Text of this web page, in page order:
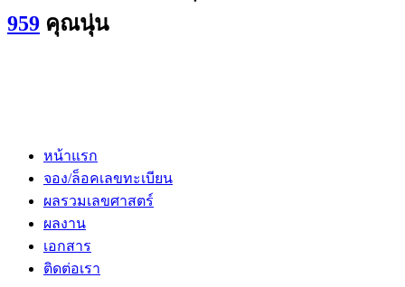
959 คุณนุ่น
หน้าแรก
จอง/ล็อคเลขทะเบียน
ผลรวมเลขศาสตร์
ผลงาน
เอกสาร
ติดต่อเรา